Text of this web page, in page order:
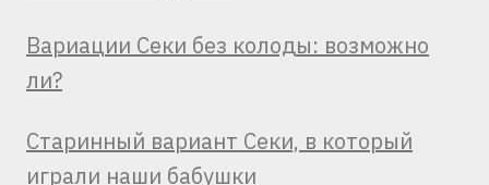
Вариации Секи без колоды: возможно
ли?
Старинный вариант Секи, в который
играли наши бабушки